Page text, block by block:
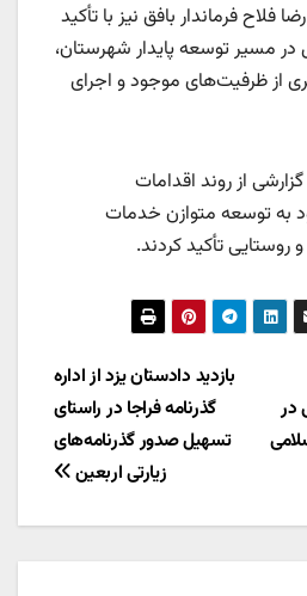
فرماندار بافق نیز با تأکید
مسیر توسعه پایدار شهرستان،
از ظرفیت‌های موجود و اجرای
از روند اقدامات
به توسعه متوازن خدمات
روستایی تأکید کردند.
بازدید دادستان یزد از اداره
گذرنامه فراجا در راستای
تسهیل صدور گذرنامه‌های
زیارتی اربعین
در